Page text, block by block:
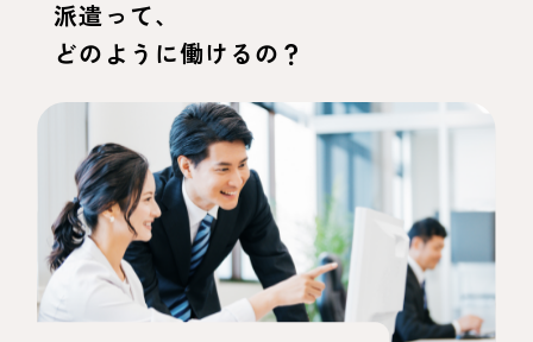
派遣って、
どのように働けるの？